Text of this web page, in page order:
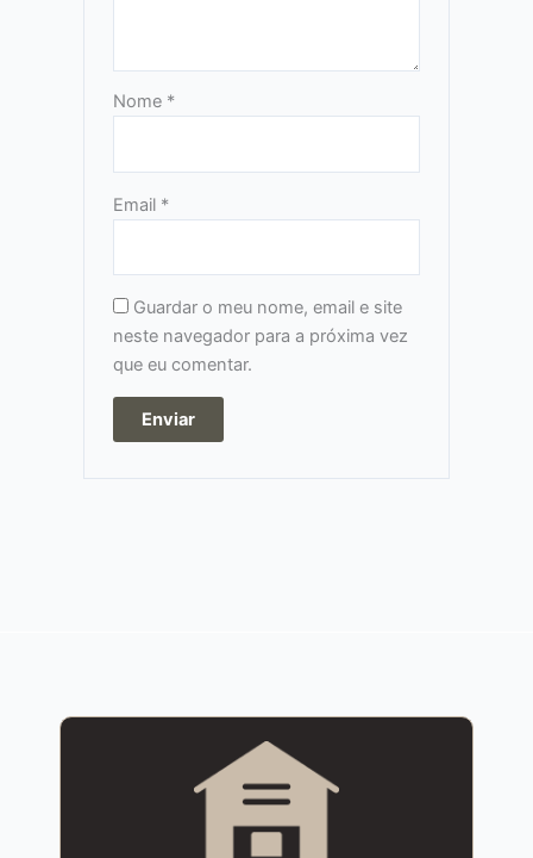
Nome *
Email *
Guardar o meu nome, email e site
neste navegador para a próxima vez
que eu comentar.